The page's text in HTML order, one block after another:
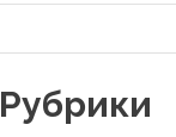
Рубрики